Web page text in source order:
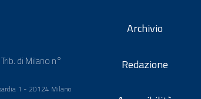
di Milano n°
1 - 20124 Milano
Archivio
Redazione